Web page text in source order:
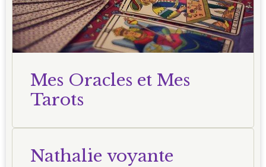
Mes Oracles et Mes
Tarots
Nathalie voyante